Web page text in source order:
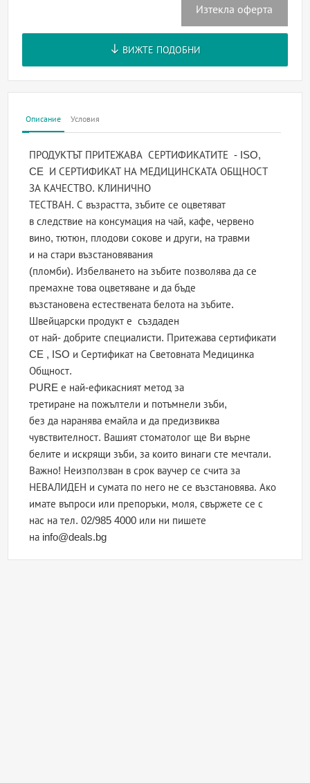
Изтекла оферта
ВИЖТЕ ПОДОБНИ
Описание Условия
ПРОДУКТЪТ ПРИТЕЖАВА СЕРТИФИКАТИТЕ - ISO,
CE И СЕРТИФИКАТ НА МЕДИЦИНСКАТА ОБЩНОСТ
ЗА КАЧЕСТВО. КЛИНИЧНО
ТЕСТВАН. С възрастта, зъбите се оцветяват
в следствие на консумация на чай, кафе, червено
вино, тютюн, плодови сокове и други, на травми
и на стари възстановявания
(пломби). Избелването на зъбите позволява да се
премахне това оцветяване и да бъде
възстановена естествената белота на зъбите.
Швейцарски продукт е създаден
от най- добрите специалисти. Притежава сертификати
CE , ISO и Сертификат на Световната Медицинка
Общност.
PURE е най-ефикасният метод за
третиране на пожълтели и потъмнели зъби,
без да наранява емайла и да предизвиква
чувствителност. Вашият стоматолог ще Ви върне
белите и искрящи зъби, за които винаги сте мечтали.
Важно! Неизползван в срок ваучер се счита за
НЕВАЛИДЕН и сумата по него не се възстановява. Ако
имате въпроси или препоръки, моля, свържете се с
нас на тел. 02/985 4000 или ни пишете
на info@deals.bg